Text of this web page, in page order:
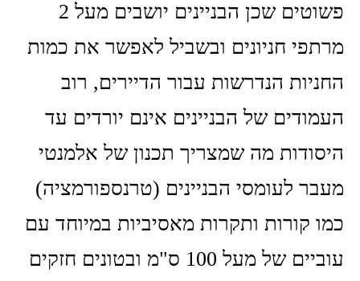
פשוטים שכן הבניינים יושבים מעל 2
מרתפי חניונים ובשביל לאפשר את כמות
החניות הנדרשות עבור הדיירים, רוב
העמודים של הבניינים אינם יורדים עד
היסודות מה שמצריך תכנון של אלמנטי
מעבר לעומסי הבניינים (טרנספורמציה)
כמו קורות ותקרות מאסיביות במיוחד עם
עוביים של מעל 100 ס"מ ובטונים חזקים